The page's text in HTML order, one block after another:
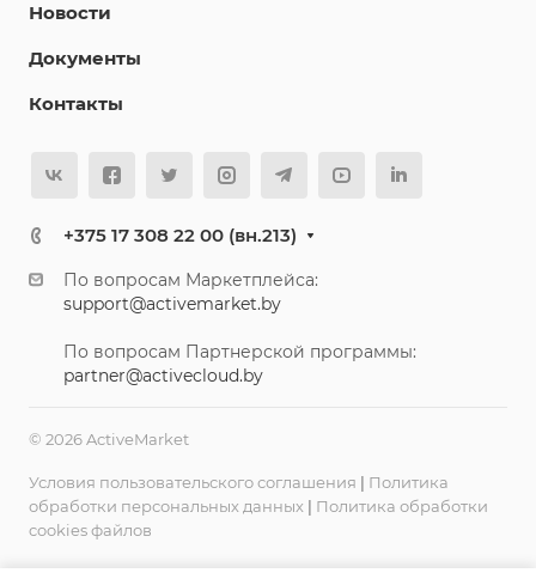
Новости
Документы
Контакты
+375 17 308 22 00 (вн.213)
По вопросам Маркетплейса:
support@activemarket.by
По вопросам Партнерской программы:
partner@activecloud.by
© 2026 ActiveMarket
Условия пользовательского соглашения | Политика
обработки персональных данных | Политика обработки
cookies файлов